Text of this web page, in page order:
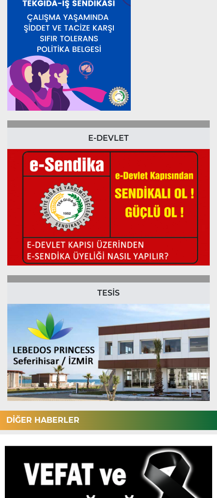
E-DEVLET
TESİS
DİĞER HABERLER